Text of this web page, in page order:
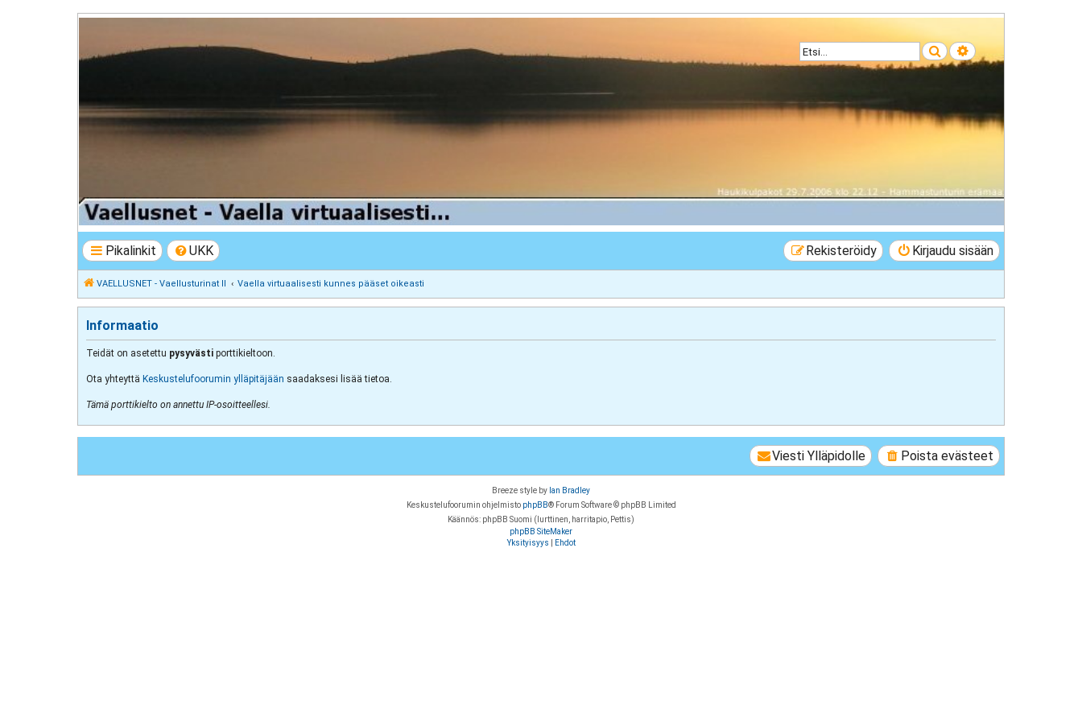
Etsi Tarkennettu haku
VAELLUSNET - Vaellusturinat II
Keskustelua vaeltamisesta ja Lapista
Pikalinkit UKK Kirjaudu sisään
Rekisteröidy
VAELLUSNET - Vaellusturinat II Vaella virtuaalisesti kunnes pääset oikeasti
Informaatio
Teidät on asetettu pysyvästi porttikieltoon.
Ota yhteyttä Keskustelufoorumin ylläpitäjään saadaksesi lisää tietoa.
Tämä porttikielto on annettu IP-osoitteellesi.
Poista evästeet
Viesti Ylläpidolle
Breeze style by Ian Bradley
Keskustelufoorumin ohjelmisto phpBB® Forum Software © phpBB Limited
Käännös: phpBB Suomi (lurttinen, harritapio, Pettis)
phpBB SiteMaker
Yksityisyys
Ehdot